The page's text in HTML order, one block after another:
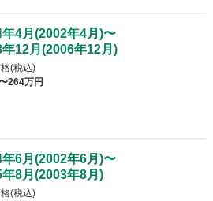
4月 (2002年4月 )〜
12月 (2006年12月 )
(税込)
264万円
6月 (2002年6月 )〜
8月 (2003年8月 )
(税込)